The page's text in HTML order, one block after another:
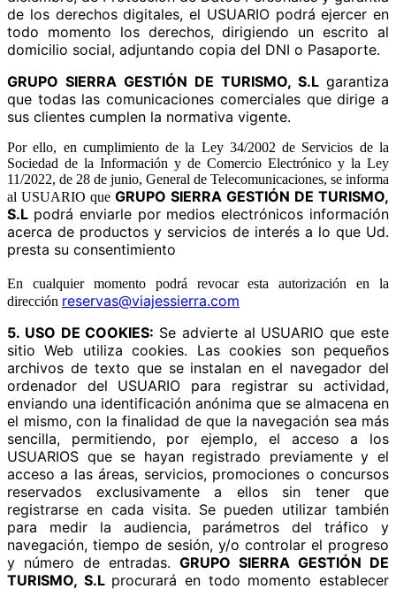
de los derechos digitales, el USUARIO podrá ejercer en
todo momento los derechos, dirigiendo un escrito al
domicilio social, adjuntando copia del DNI o Pasaporte.
GRUPO SIERRA GESTIÓN DE TURISMO, S.L garantiza
que todas las comunicaciones comerciales que dirige a
sus clientes cumplen la normativa vigente.
Por ello, en cumplimiento de la Ley 34/2002 de Servicios de la
Sociedad de la Información y de Comercio Electrónico y la Ley
11/2022, de 28 de junio, General de Telecomunicaciones, se informa
al USUARIO que GRUPO SIERRA GESTIÓN DE TURISMO,
S.L podrá enviarle por medios electrónicos información
acerca de productos y servicios de interés a lo que Ud.
presta su consentimiento
En cualquier momento podrá revocar esta autorización en la
dirección reservas@viajessierra.com
5. USO DE COOKIES: Se advierte al USUARIO que este
sitio Web utiliza cookies. Las cookies son pequeños
archivos de texto que se instalan en el navegador del
ordenador del USUARIO para registrar su actividad,
enviando una identificación anónima que se almacena en
el mismo, con la finalidad de que la navegación sea más
sencilla, permitiendo, por ejemplo, el acceso a los
USUARIOS que se hayan registrado previamente y el
acceso a las áreas, servicios, promociones o concursos
reservados exclusivamente a ellos sin tener que
registrarse en cada visita. Se pueden utilizar también
para medir la audiencia, parámetros del tráfico y
navegación, tiempo de sesión, y/o controlar el progreso
y número de entradas. GRUPO SIERRA GESTIÓN DE
TURISMO, S.L procurará en todo momento establecer